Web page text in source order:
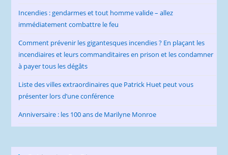
Incendies : gendarmes et tout homme valide – allez
immédiatement combattre le feu
Comment prévenir les gigantesques incendies ? En plaçant les
incendiaires et leurs commanditaires en prison et les condamner
à payer tous les dégâts
Liste des villes extraordinaires que Patrick Huet peut vous
présenter lors d’une conférence
Anniversaire : les 100 ans de Marilyne Monroe